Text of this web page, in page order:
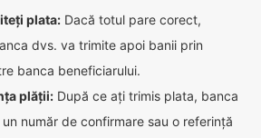
plata: Dacă totul pare corect,
dvs. va trimite apoi banii prin
banca beneficiarului.
plății: După ce ați trimis plata, banca
număr de confirmare sau o referință